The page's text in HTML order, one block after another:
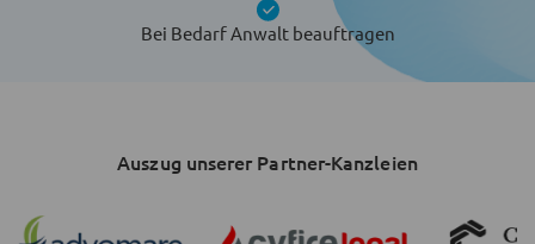
Bei Bedarf Anwalt beauftragen
Auszug unserer Partner-Kanzleien